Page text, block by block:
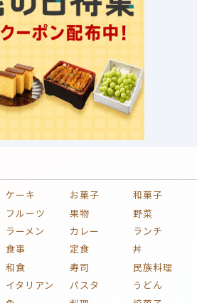
ケーキ お菓子
和菓子
フルーツ 果物
野菜
ラーメン カレー
ランチ
食事 定食
丼
和食 寿司
民族料理
イタリアン パスタ
うどん